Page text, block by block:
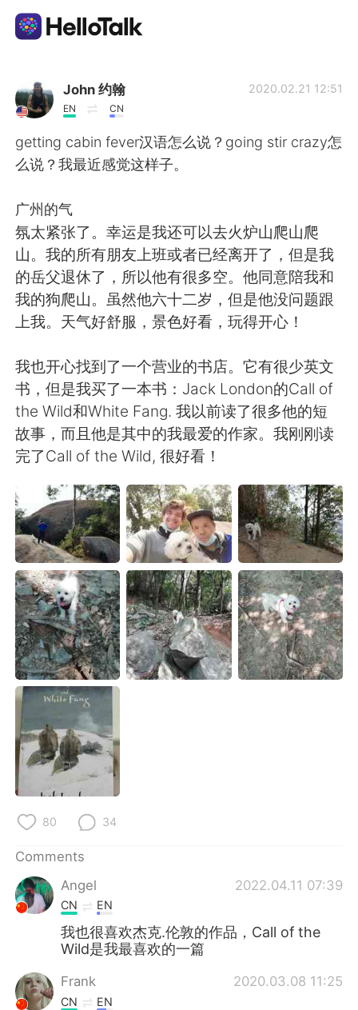
AI Grammar Checker
English
简体中文 繁體中文
Español العربية
Français Deutsch
日本語 한국어
Русский
Indonesia Italiano
Türkçe Tiếng Việt
Português
John 约翰
EN CN
2020.02.21 12:51
getting cabin fever汉语怎么说？going stir crazy怎
么说？我最近感觉这样子。
广州的气
氛太紧张了。幸运是我还可以去火炉山爬山爬
山。我的所有朋友上班或者已经离开了，但是我
的岳父退休了，所以他有很多空。他同意陪我和
我的狗爬山。虽然他六十二岁，但是他没问题跟
上我。天气好舒服，景色好看，玩得开心！
我也开心找到了一个营业的书店。它有很少英文
书，但是我买了一本书：Jack London的Call of
the Wild和White Fang. 我以前读了很多他的短
故事，而且他是其中的我最爱的作家。我刚刚读
完了Call of the Wild, 很好看！
80 34
Comments
Angel
2022.04.11 07:39
CN EN
我也很喜欢杰克.伦敦的作品，Call of the
Wild是我最喜欢的一篇
Frank 2020.03.08 11:25
CN EN